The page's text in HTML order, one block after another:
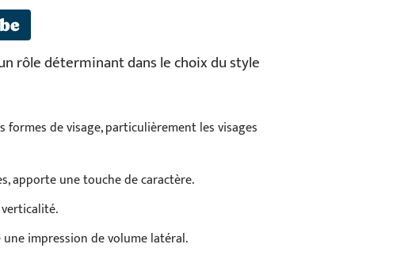
rôle déterminant dans le choix du style
de visage, particulièrement les visages
apporte une touche de caractère.
impression de volume latéral.